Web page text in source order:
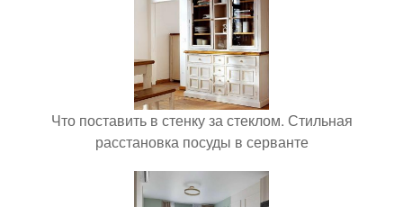
Что поставить в стенку за стеклом. Стильная
расстановка посуды в серванте